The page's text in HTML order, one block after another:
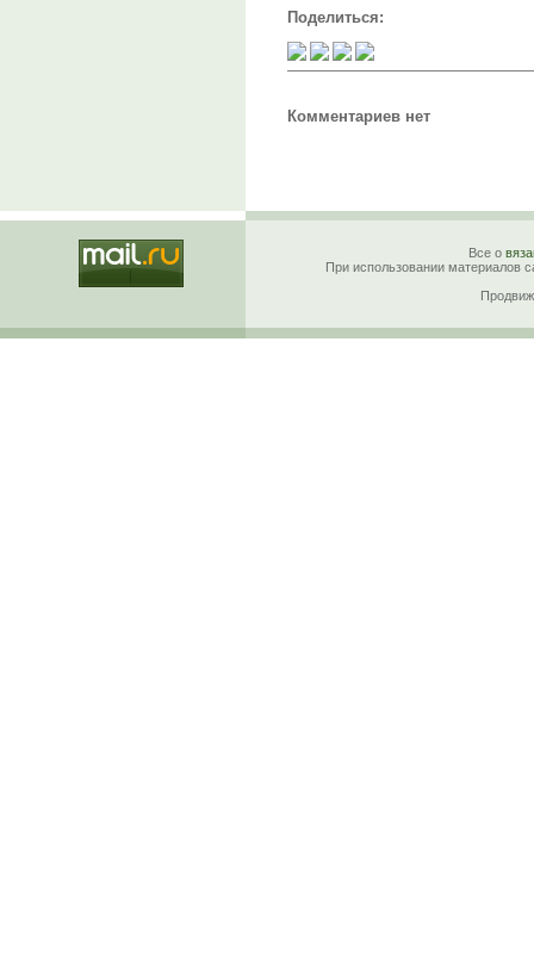
Поделиться:
Комментариев нет
Все о
При использовании материалов